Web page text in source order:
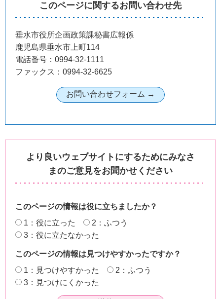
このページに関するお問い合わせ先
垂水市役所企画政策課秘書広報係
鹿児島県垂水市上町114
電話番号：0994-32-1111
ファックス：0994-32-6625
より良いウェブサイトにするためにみなさ
まのご意見をお聞かせください
このページの情報は役に立ちましたか？
1：役に立った
2：ふつう
3：役に立たなかった
このページの情報は見つけやすかったですか？
1：見つけやすかった
2：ふつう
3：見つけにくかった